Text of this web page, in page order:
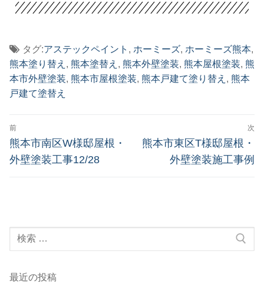
タグ:アステックペイント , ホーミーズ, ホーミーズ熊本,
熊本塗り替え , 熊本塗替え , 熊本外壁塗装, 熊本屋根塗装, 熊
本市外壁塗装, 熊本市屋根塗装, 熊本戸建て塗り替え , 熊本
戸建て塗替え
前
熊本市南区W様邸屋根・
外壁塗装工事12/28
次
熊本市東区T様邸屋根・
外壁塗装施工事例
最近の投稿